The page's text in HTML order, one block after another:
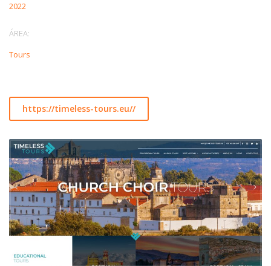
2022
ÁREA:
Tours
https://timeless-tours.eu//